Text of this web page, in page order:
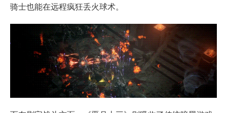
骑士也能在远程疯狂丢火球术。